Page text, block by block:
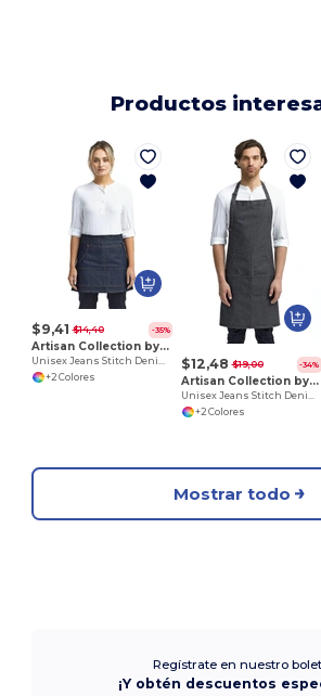
Productos
$9,41 $14,40 -35%
Artisan Collection by Reprime RP125
Unisex Jeans Stitch Denim Waist Apron
+2 Colores
$12,48 $19,00 -34%
Artisan Collection by Reprime RP126
Unisex Jeans Stitch Denim Bib Apron
+2 Colores
Mostrar todo
Regístrate en nuestro
¡Y obtén descuentos